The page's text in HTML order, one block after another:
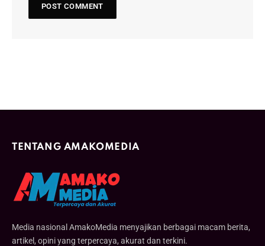
TENTANG AMAKOMEDIA
Media nasional AmakoMedia menyajikan berbagai macam berita,
artikel, opini yang terpercaya, akurat dan terkini.